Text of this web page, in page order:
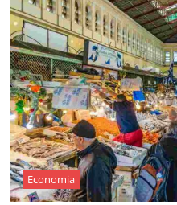
Economia